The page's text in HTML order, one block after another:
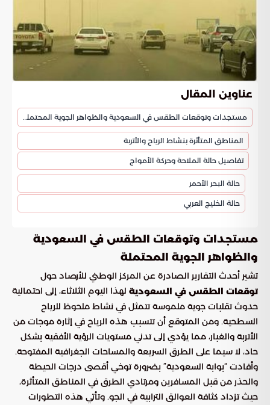
عناوين المقال
مستجدات وتوقعات الطقس في السعودية والظواهر الجوية المحتملة
المناطق المتأثرة بنشاط الرياح والأتربة
تفاصيل حالة الملاحة وحركة الأمواج
حالة البحر الأحمر
حالة الخليج العربي
مستجدات وتوقعات الطقس في السعودية
والظواهر الجوية المحتملة
تشير أحدث التقارير الصادرة عن المركز الوطني للأرصاد حول
توقعات الطقس في السعودية لهذا اليوم الثلاثاء، إلى احتمالية
حدوث تقلبات جوية ملموسة تتمثل في نشاط ملحوظ للرياح
السطحية. ومن المتوقع أن تتسبب هذه الرياح في إثارة موجات من
الأتربة والغبار، مما يؤدي إلى تدني مستويات الرؤية الأفقية بشكل
حاد، لا سيما على الطرق السريعة والمساحات الجغرافية المفتوحة.
وأفادت “بوابة السعودية” بضرورة توخي أقصى درجات الحيطة
والحذر من قبل المسافرين ومرتادي الطرق في المناطق المتأثرة،
حيث تزداد كثافة العوالق الترابية في الجو. وتأتي هذه التطورات